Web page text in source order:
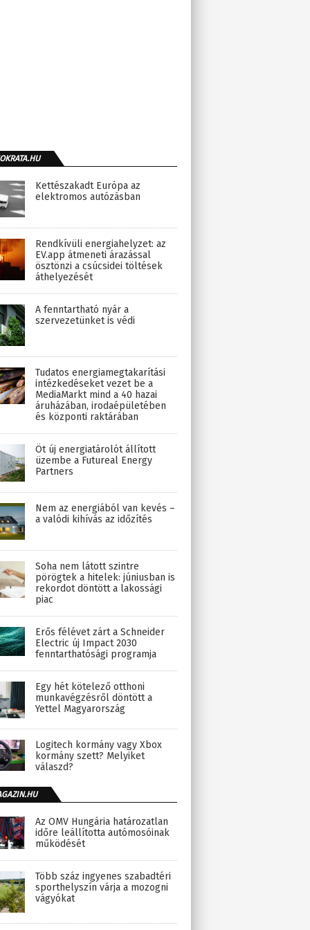
Kettészakadt Európa az
elektromos autózásban
Rendkívüli energiahelyzet: az
EV.app átmeneti árazással
ösztönzi a csúcsidei töltések
áthelyezését
A fenntartható nyár a
szervezetünket is védi
Tudatos energiamegtakarítási
intézkedéseket vezet be a
MediaMarkt mind a 40 hazai
áruházában, irodaépületében
és központi raktárában
Öt új energiatárolót állított
üzembe a Futureal Energy
Partners
Nem az energiából van kevés –
a valódi kihívás az időzítés
Soha nem látott szintre
pörögtek a hitelek: júniusban is
rekordot döntött a lakossági
piac
Erős félévet zárt a Schneider
Electric új Impact 2030
fenntarthatósági programja
Egy hét kötelező otthoni
munkavégzésről döntött a
Yettel Magyarország
Logitech kormány vagy Xbox
kormány szett? Melyiket
válaszd?
Az OMV Hungária határozatlan
időre leállította autómosóinak
működését
Több száz ingyenes szabadtéri
sporthelyszín várja a mozogni
vágyókat